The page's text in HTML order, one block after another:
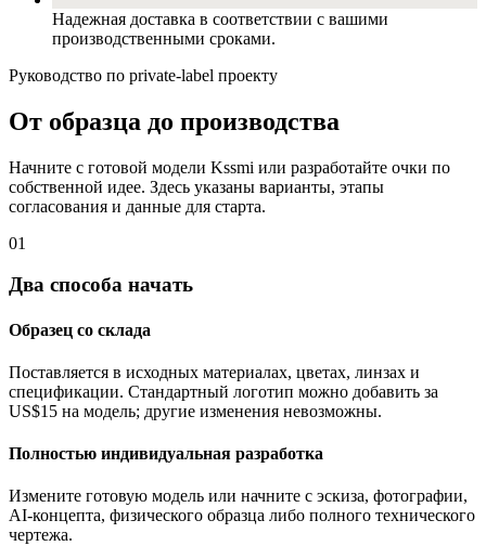
Надежная доставка в соответствии с вашими
производственными сроками.
Руководство по private-label проекту
От образца до производства
Начните с готовой модели Kssmi или разработайте очки по
собственной идее. Здесь указаны варианты, этапы
согласования и данные для старта.
01
Два способа начать
Образец со склада
Поставляется в исходных материалах, цветах, линзах и
спецификации. Стандартный логотип можно добавить за
US$15 на модель; другие изменения невозможны.
Полностью индивидуальная разработка
Измените готовую модель или начните с эскиза, фотографии,
AI-концепта, физического образца либо полного технического
чертежа.